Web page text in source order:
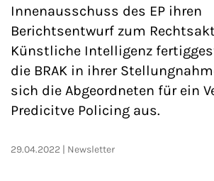
Innenausschuss des EP ihren
Berichtsentwurf zum
Künstliche Intelligenz
die BRAK in ihrer
sich die Abgeordneten für ein
Predicitve Policing aus.
29.04.2022 Newsletter